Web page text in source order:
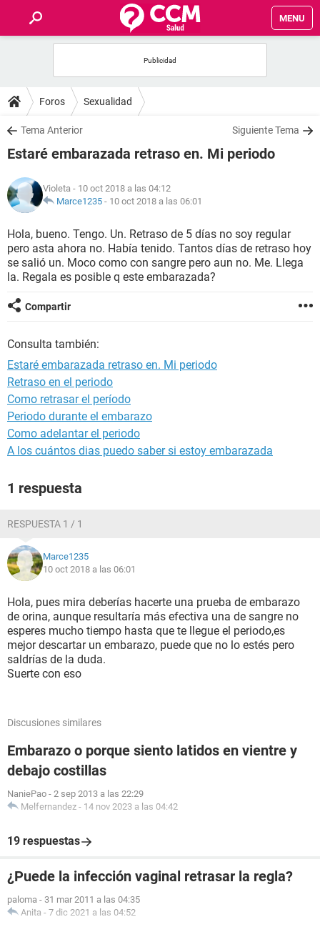
MENU
FOROS
SALUD
NUTRICIÓN
BIENESTAR
SEXUALIDAD
GLOSARIO
Foros Sexualidad
Tema Anterior Siguiente Tema
Estaré embarazada retraso en. Mi periodo
Violeta - 10 oct 2018 a las 04:12
Marce1235 - 10 oct 2018 a las 06:01
Hola, bueno. Tengo. Un. Retraso de 5 días no soy regular
pero asta ahora no. Había tenido. Tantos días de retraso hoy
se salió un. Moco como con sangre pero aun no. Me. Llega
la. Regala es posible q este embarazada?
Compartir
Consulta también:
Estaré embarazada retraso en. Mi periodo
Retraso en el periodo
Como retrasar el período
Periodo durante el embarazo
Como adelantar el periodo
A los cuántos dias puedo saber si estoy embarazada
1 respuesta
RESPUESTA 1 / 1
Marce1235
10 oct 2018 a las 06:01
Hola, pues mira deberías hacerte una prueba de embarazo
de orina, aunque resultaría más efectiva una de sangre no
esperes mucho tiempo hasta que te llegue el periodo,es
mejor descartar un embarazo, puede que no lo estés pero
saldrías de la duda.
Suerte con eso
Discusiones similares
Embarazo o porque siento latidos en vientre y
debajo costillas
NaniePao - 2 sep 2013 a las 22:29
Melfernandez - 14 nov 2023 a las 04:42
19 respuestas
¿Puede la infección vaginal retrasar la regla?
paloma - 31 mar 2011 a las 04:35
Anita - 7 dic 2021 a las 04:52